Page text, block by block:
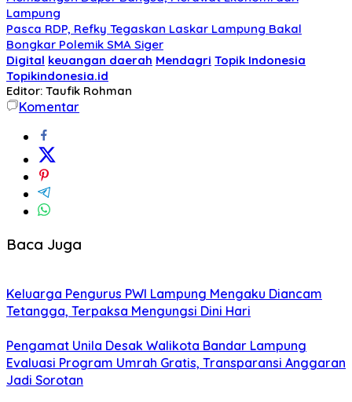
Lampung
Pasca RDP, Refky Tegaskan Laskar Lampung Bakal
Bongkar Polemik SMA Siger
Digital keuangan daerah Mendagri Topik Indonesia
Topikindonesia.id
Editor: Taufik Rohman
Komentar
Baca Juga
Keluarga Pengurus PWI Lampung Mengaku Diancam
Tetangga, Terpaksa Mengungsi Dini Hari
Pengamat Unila Desak Walikota Bandar Lampung
Evaluasi Program Umrah Gratis, Transparansi Anggaran
Jadi Sorotan